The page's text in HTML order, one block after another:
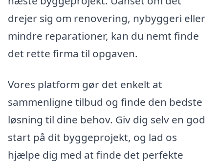
drejer sig om renovering, nybyggeri eller
mindre reparationer, kan du nemt finde
det rette firma til opgaven.
Vores platform gør det enkelt at
sammenligne tilbud og finde den bedste
løsning til dine behov. Giv dig selv en god
start på dit byggeprojekt, og lad os
hjælpe dig med at finde det perfekte